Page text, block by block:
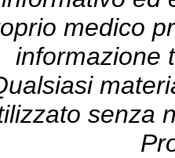
medico
informazione
senza